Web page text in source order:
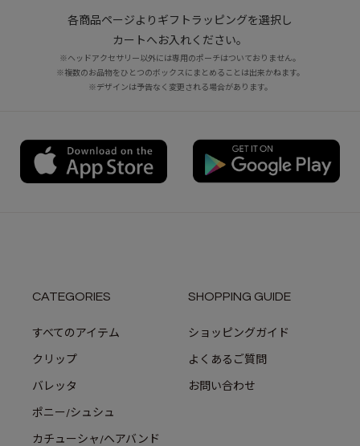
各商品ページよりギフトラッピングを選択し
カートへお入れください。
※ヘッドアクセサリー以外には専用のポーチはついておりません。
※複数のお品物をひとつのボックスにまとめることは出来かねます。
※デザインは予告なく変更される場合があります。
CATEGORIES
すべてのアイテム
クリップ
バレッタ
ポニー/シュシュ
カチューシャ/ヘアバンド
SHOPPING GUIDE
ショッピングガイド
よくあるご質問
お問い合わせ